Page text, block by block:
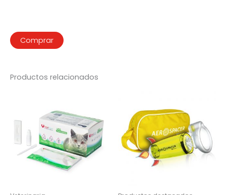
Comprar
Productos relacionados